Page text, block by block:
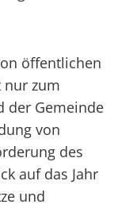
öffentlichen
nur zum
der Gemeinde
von
des
auf das Jahr
und